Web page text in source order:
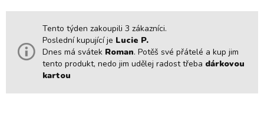
Tento týden zakoupili 3 zákazníci.
Poslední kupující je Lucie P.
Dnes má svátek Roman. Potěš své přátelé a kup jim
tento produkt, nedo jim udělej radost třeba dárkovou
kartou